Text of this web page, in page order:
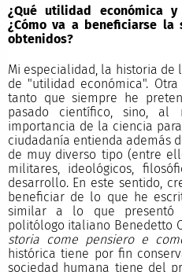
¿Qué utilidad económica
¿Cómo va a beneficiarse
obtenidos?
Mi especialidad, la historia de
de "utilidad económica".
tanto que siempre he
pasado científico, sino, al
importancia de la ciencia
ciudadanía entienda además
de muy diverso tipo (entre
militares, ideológicos,
desarrollo. En este sentido,
beneficiar de lo que he
similar a lo que presentó
politólogo italiano Benedetto
storia come pensiero e
histórica tiene por fin
sociedad humana tiene del